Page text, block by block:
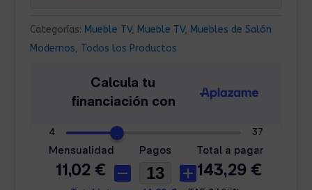
Categorías: Mueble TV, Mueble TV, Muebles de Salón
Modernos, Todos los Productos